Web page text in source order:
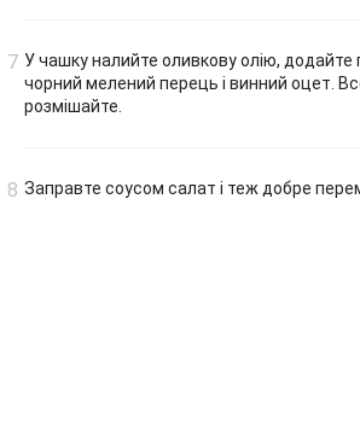
У чашку налийте оливкову олію, додайте
чорний мелений перець і винний оцет.
розмішайте.
Заправте соусом салат і теж добре